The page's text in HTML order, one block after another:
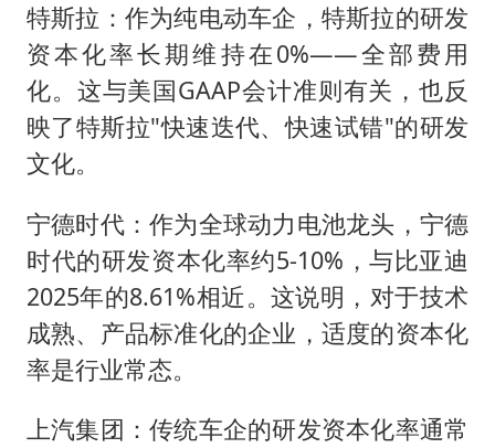
特斯拉：作为纯电动车企，特斯拉的研发
资本化率长期维持在0%——全部费用
化。这与美国GAAP会计准则有关，也反
映了特斯拉"快速迭代、快速试错"的研发
文化。
宁德时代：作为全球动力电池龙头，宁德
时代的研发资本化率约5-10%，与比亚迪
2025年的8.61%相近。这说明，对于技术
成熟、产品标准化的企业，适度的资本化
率是行业常态。
上汽集团：传统车企的研发资本化率通常